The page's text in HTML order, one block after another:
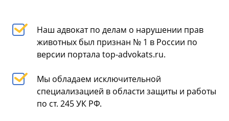
Наш адвокат по делам о нарушении прав
животных был признан № 1 в России по
версии портала top-advokats.ru.
Мы обладаем исключительной
специализацией в области защиты и работы
по ст. 245 УК РФ.